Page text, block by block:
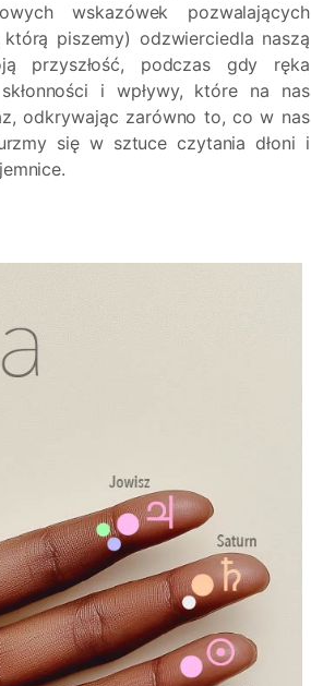
wskazówek pozwalających
piszemy) odzwierciedla naszą
przyszłość, podczas gdy ręka
i wpływy, które na nas
odkrywając zarówno to, co w nas
się w sztuce czytania dłoni i